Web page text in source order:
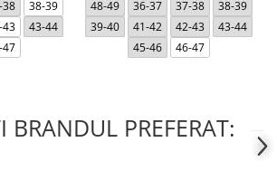
38
38-39
43
43-44
47
48-49 36-37 37-38
38-39
39-40
41-42 42-43
43-44
45-46
46-47
BRANDUL PREFERAT: